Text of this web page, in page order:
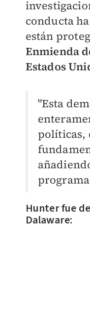
conducta
están
Enmienda
Estados
"Esta
políticas,
Hunter fue
Dalaware: